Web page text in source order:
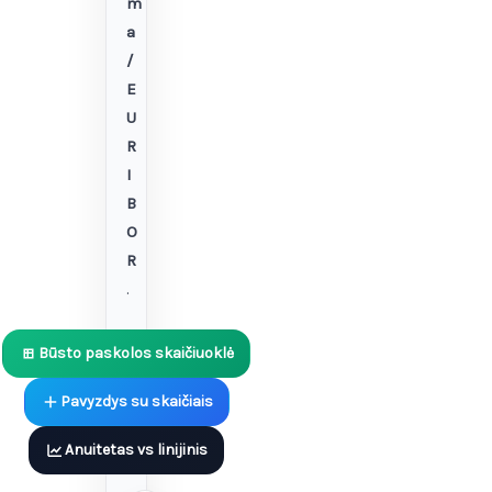
a
/
E
U
R
I
B
O
R
.
Būsto paskolos skaičiuoklė
Pavyzdys su skaičiais
Anuitetas vs linijinis